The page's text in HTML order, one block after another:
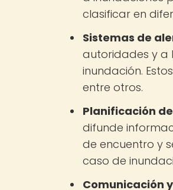
clasificar en
Sistemas de
autoridades y a
inundación.
entre otros.
Planificación
difunde
de encuentro y
caso de
Comunicación